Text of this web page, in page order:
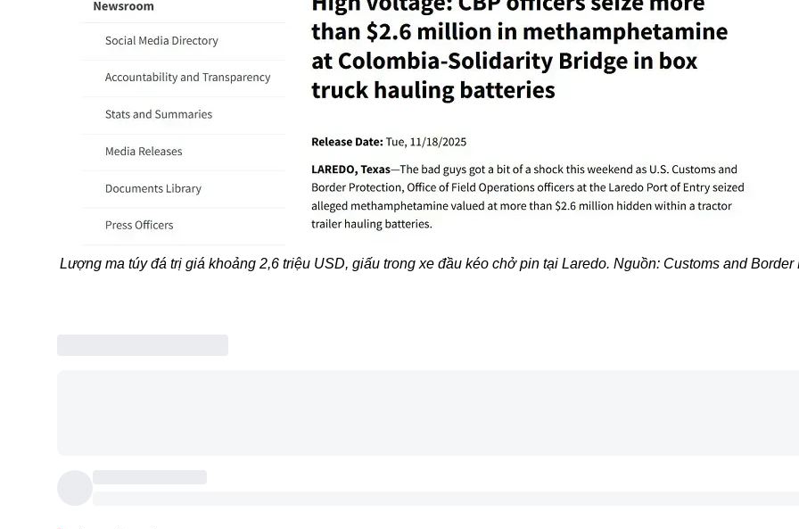
Lượng ma túy đá trị giá khoảng 2,6 triệu USD, giấu trong xe đầu kéo chở pin tại Laredo. Nguồn: Customs and Border